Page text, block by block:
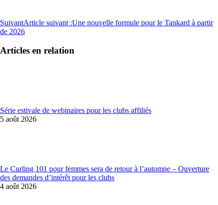
SuivantArticle suivant :Une nouvelle formule pour le Tankard à partir
de 2026
Articles en relation
Série estivale de webinaires pour les clubs affiliés
5 août 2026
Le Curling 101 pour femmes sera de retour à l’automne – Ouverture
des demandes d’intérêt pour les clubs
4 août 2026